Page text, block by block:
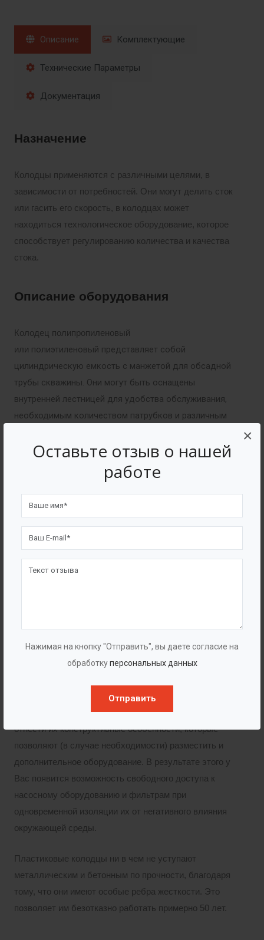
Оставьте отзыв о нашей
работе
Нажимая на кнопку "Отправить", вы даете согласие на
обработкуперсональных данных
Отправить
×
Описание Комплектующие
Технические Параметры
Документация
Назначение
Колодцы применяются с различными целями, в
зависимости от потребностей. Они могут делить сток
или гасить его скорость, в колодцах может
находиться технологическое оборудование, которое
способствует регулированию количества и качества
стока.
Описание оборудования
Колодец полипропиленовый
или полиэтиленовый представляет собой
цилиндрическую емкость с манжетой для обсадной
трубы скважины. Они могут быть оснащены
внутренней лестницей для удобства обслуживания,
необходимым количеством патрубков и различным
Патрубки и трубы различного диаметра (ПП,
Горловины различного диаметра
К несомненным достоинствам колодцев можно
отнести их конструктивные особенности, которые
позволяют (в случае необходимости) разместить и
дополнительное оборудование. В результате этого у
Вас появится возможность свободного доступа к
насосному оборудованию и фильтрам при
одновременной изоляции их от негативного влияния
окружающей среды.
Пластиковые колодцы ни в чем не уступают
металлическим и бетонным по прочности, благодаря
тому, что они имеют особые ребра жесткости. Это
позволяет им безотказно работать примерно 50 лет.